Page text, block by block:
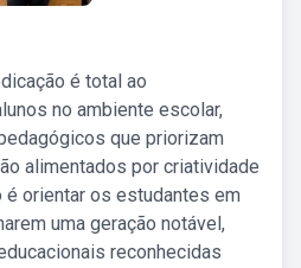
é total ao
no ambiente escolar,
que priorizam
alimentados por criatividade
é orientar os estudantes em
uma geração notável,
reconhecidas